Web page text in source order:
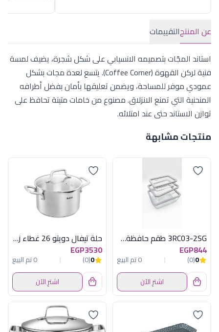
عن المنتجالتقييمات
استاند المجّات بتصميمه الانسيابي على شكل شجرة، يضيف لمسة
فنية لركن القهوة (Coffee Corner). يتسع لعدة مجات بشكل
عمودي موفر للمساحة، ويضمن تعليقها بأمان بفضل أطرافه
المنحنية التي تمنع الانزلاق. مصنوع من خامات متينة تحافظ على
توازن الاستاند حتى عند امتلائه.
منتجات مشابهة
3RC03-2SG طقم حافظةطعام3ق مستطيل زجاج اكسفورد
EGP844
0
(0)
0 تم البيع
اشترِ الآن
حلة تيفال دويتو 26 غطاء زجاجى
EGP3530
0
(0)
0 تم البيع
اشترِ الآن